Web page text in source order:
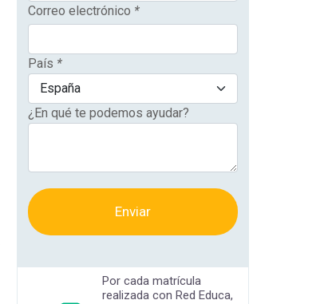
Correo electrónico *
País *
¿En qué te podemos ayudar?
Enviar
Por cada matrícula
realizada con Red Educa,